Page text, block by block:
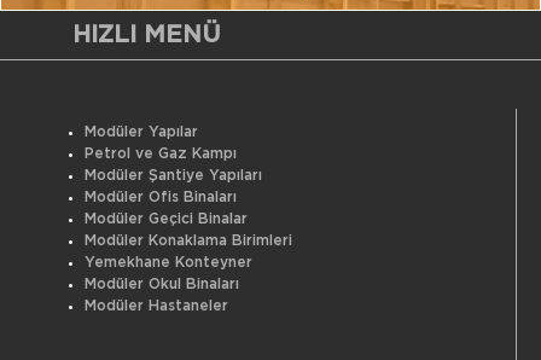
HIZLI MENÜ
Modüler Yapılar
Petrol ve Gaz Kampı
Modüler Şantiye Yapıları
Modüler Ofis Binaları
Modüler Geçici Binalar
Modüler Konaklama Birimleri
Yemekhane Konteyner
Modüler Okul Binaları
Modüler Hastaneler